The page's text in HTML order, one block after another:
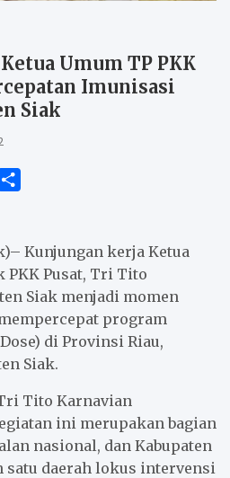
Umum TP PKK
Imunisasi
Siak
r
e
Kunjungan kerja Ketua
PKK Pusat, Tri Tito
Siak menjadi momen
program
di Provinsi Riau,
Siak.
Tito Karnavian
ini merupakan bagian
nasional, dan Kabupaten
satu daerah lokus intervensi